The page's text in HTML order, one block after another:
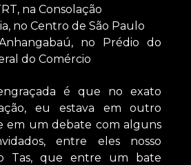
na Consolação
no Centro de São Paulo
no Prédio do
do Comércio
é que no exato
eu estava em outro
em um debate com alguns
entre eles nosso
Tas, que entre um bate